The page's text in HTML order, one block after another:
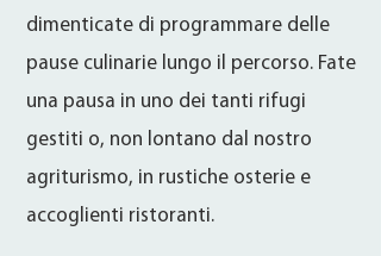
dimenticate di programmare delle
pause culinarie lungo il percorso. Fate
una pausa in uno dei tanti rifugi
gestiti o, non lontano dal nostro
agriturismo, in rustiche osterie e
accoglienti ristoranti.